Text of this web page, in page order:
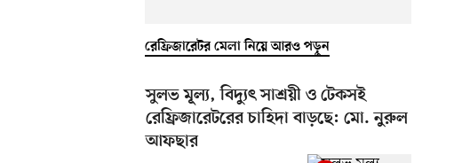
রেফ্রিজারেটর মেলা নিয়ে আরও পড়ুন
সুলভ মূল্য, বিদ্যুৎ সাশ্রয়ী ও টেকসই
রেফ্রিজারেটরের চাহিদা বাড়ছে: মো. নুরুল
আফছার